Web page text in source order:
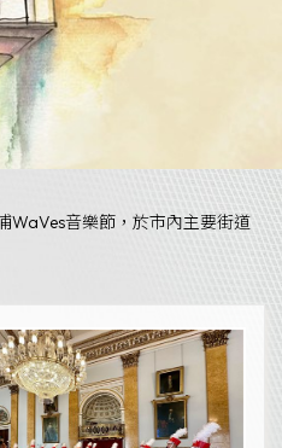
WaVes音樂節，於市內主要街道